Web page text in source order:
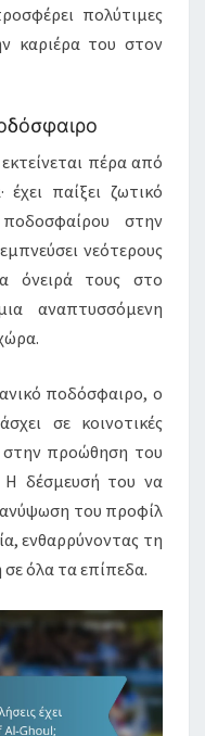
πολύτιμες
καριέρα του στον
πέρα από
παίξει ζωτικό
στην
νεότερους
όνειρά τους στο
αναπτυσσόμενη
ποδόσφαιρο, ο
σε κοινοτικές
στην προώθηση του
Η δέσμευσή του να
ανύψωση του προφίλ
ενθαρρύνοντας τη
όλα τα επίπεδα.